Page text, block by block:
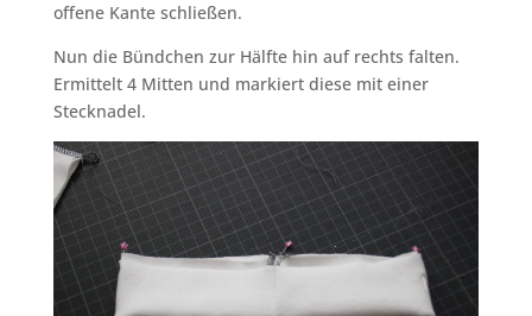
offene Kante schließen.
Nun die Bündchen zur Hälfte hin auf rechts falten.
Ermittelt 4 Mitten und markiert diese mit einer
Stecknadel.